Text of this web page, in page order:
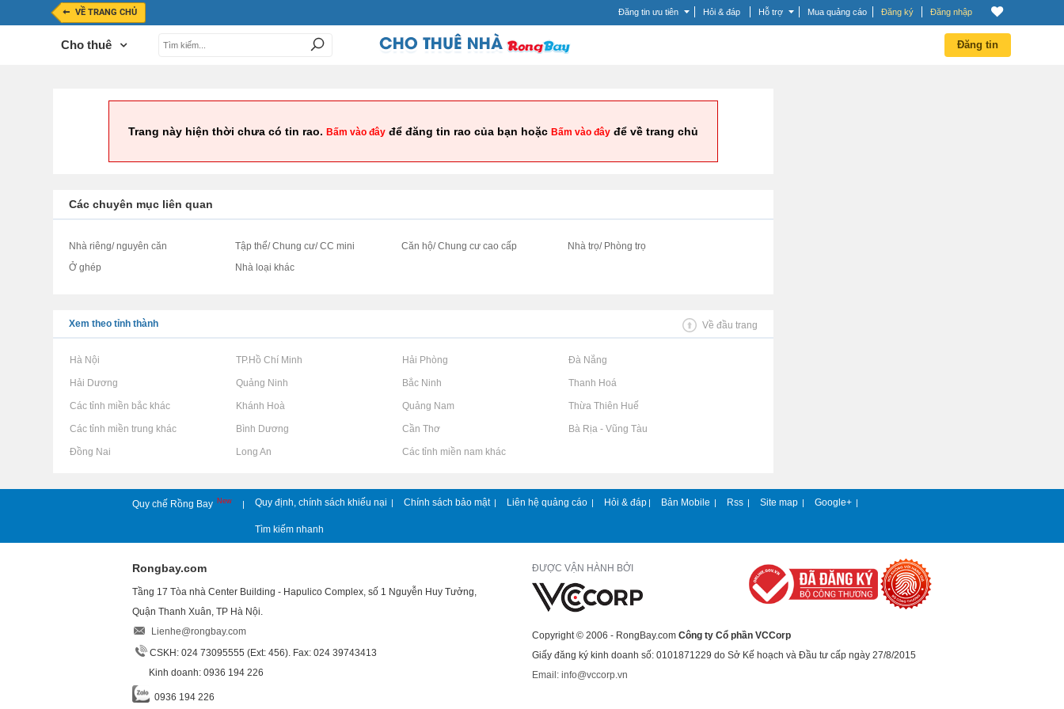
VỀ TRANG CHỦ Đăng tin ưu tiên Hỏi & đáp Hỗ trợ Mua quảng cáo Đăng ký Đăng nhập
Cho thuê Đăng tin
Trang này hiện thời chưa có tin rao. Bấm vào đây để đăng tin rao của bạn hoặc Bấm vào đây để về trang chủ
Các chuyên mục liên quan
Nhà riêng/ nguyên căn Tập thể/ Chung cư/ CC mini Căn hộ/ Chung cư cao cấp
Nhà trọ/ Phòng trọ
Ở ghép
Nhà loại khác
Xem theo tỉnh thành Về đầu trang
Rao vặt tại Hà Nội Rao vặt tại TP.Hồ Chí Minh Rao vặt tại Hải Phòng Rao vặt tại Đà Nẵng
Rao vặt tại Hải Dương Rao vặt tại Quảng Ninh Rao vặt tại Bắc Ninh Rao vặt tại Thanh Hoá
Rao vặt tại Các tỉnh miền bắc khác Rao vặt tại Khánh Hoà Rao vặt tại Quảng Nam Rao vặt tại Thừa Thiên Huế
Rao vặt tại Các tỉnh miền trung khác Rao vặt tại Bình Dương Rao vặt tại Cần Thơ Rao vặt tại Bà Rịa - Vũng Tàu
Rao vặt tại Đồng Nai Rao vặt tại Long An Rao vặt tại Các tỉnh miền nam khác
Quy chế Rồng Bay New | Quy định, chính sách khiếu nại | Chính sách bảo mật | Liên hệ quảng cáo | Hỏi & đáp | Bản Mobile | Rss | Site map | Google+ |
Tìm kiếm nhanh
Rongbay.com
Tầng 17 Tòa nhà Center Building - Hapulico Complex, số 1 Nguyễn Huy Tưởng,
Quận Thanh Xuân, TP Hà Nội.
Lienhe@rongbay.com
CSKH: 024 73095555 (Ext: 456). Fax: 024 39743413
Kinh doanh: 0936 194 226
0936 194 226
ĐƯỢC VẬN HÀNH BỞI
Copyright © 2006 - RongBay.com Công ty Cổ phần VCCorp
Giấy đăng ký kinh doanh số: 0101871229 do Sở Kế hoạch và Đầu tư cấp ngày 27/8/2015
Email: info@vccorp.vn